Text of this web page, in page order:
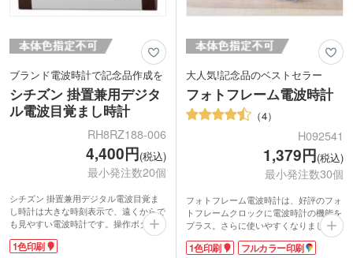
ブランド電波時計で記念品作成を
シチズン 掛置兼用デジタ
ル電波目覚まし時計
RH8RZ188-006
4,400円(税込)
最小発注数20個
シチズン 掛置兼用デジタル電波目覚ま
し時計は大きな時刻表示で、遠くからで
も見やすい電波時計です。操作ボタンは
裏面に配置してあり、スッキリしたデザ
インになっています。玄関先・病院など
1色印刷
大人気!記念品のベストセラー
フォトフレーム電波時計
4
H092541
1,379円(税込)
最小発注数30個
フォトフレーム電波時計は、好評のフォ
トフレームクロックに電波時計の機能を
プラス。さらに使いやすくなりました。
清潔感のある白を活かしたシンプルなデ
ザイン。時刻表示の左側に1色印刷とフ
1色印刷 フルカラー印刷